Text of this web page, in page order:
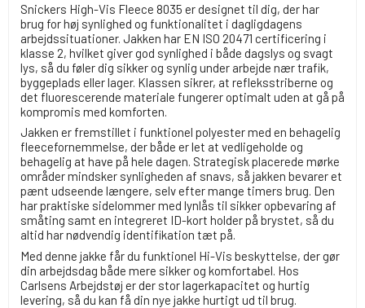
Snickers High-Vis Fleece 8035 er designet til dig, der har
brug for høj synlighed og funktionalitet i dagligdagens
arbejdssituationer. Jakken har EN ISO 20471 certificering i
klasse 2, hvilket giver god synlighed i både dagslys og svagt
lys, så du føler dig sikker og synlig under arbejde nær trafik,
byggeplads eller lager. Klassen sikrer, at refleksstriberne og
det fluorescerende materiale fungerer optimalt uden at gå på
kompromis med komforten.
Jakken er fremstillet i funktionel polyester med en behagelig
fleecefornemmelse, der både er let at vedligeholde og
behagelig at have på hele dagen. Strategisk placerede mørke
områder mindsker synligheden af snavs, så jakken bevarer et
pænt udseende længere, selv efter mange timers brug. Den
har praktiske sidelommer med lynlås til sikker opbevaring af
småting samt en integreret ID-kort holder på brystet, så du
altid har nødvendig identifikation tæt på.
Med denne jakke får du funktionel Hi-Vis beskyttelse, der gør
din arbejdsdag både mere sikker og komfortabel. Hos
Carlsens Arbejdstøj er der stor lagerkapacitet og hurtig
levering, så du kan få din nye jakke hurtigt ud til brug.